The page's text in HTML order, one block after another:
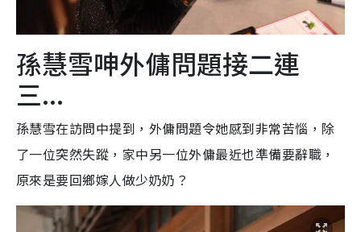
孫慧雪呻外傭問題接二連
三...
孫慧雪在訪問中提到，外傭問題令她感到非常苦惱，除
了一位突然失蹤，家中另一位外傭最近也準備要辭職，
原來是要回鄉嫁人做少奶奶？